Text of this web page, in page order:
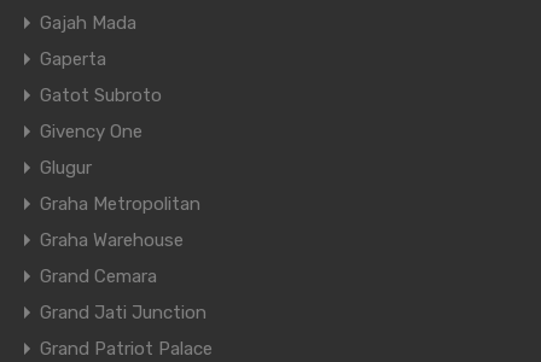
Gajah Mada
Gaperta
Gatot Subroto
Givency One
Glugur
Graha Metropolitan
Graha Warehouse
Grand Cemara
Grand Jati Junction
Grand Patriot Palace